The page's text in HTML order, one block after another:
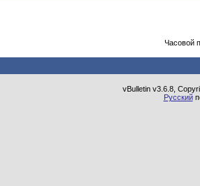
Часовой
vBulletin v3.6.8,
Русский